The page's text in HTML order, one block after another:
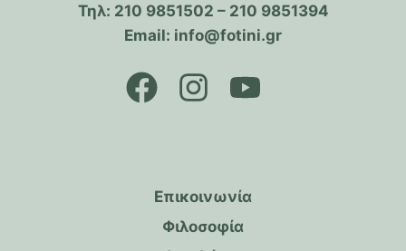
Τηλ: 210 9851502 – 210 9851394
Email: info@fotini.gr
Επικοινωνία
Φιλοσοφία